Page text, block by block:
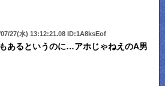
27(水) 13:12:21.08 ID:1A8ksEof
あるというのに…アホじゃねえのA男